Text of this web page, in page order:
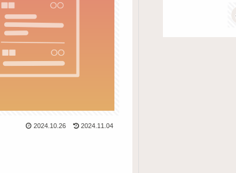
2024.10.26 2024.11.04